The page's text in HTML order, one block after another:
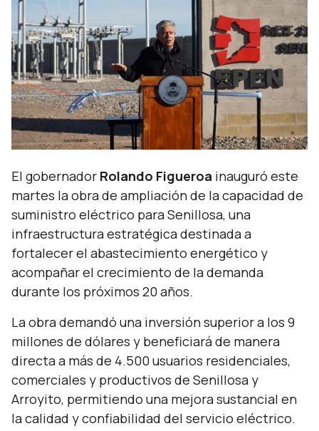
El gobernador Rolando Figueroa inauguró este
martes la obra de ampliación de la capacidad de
suministro eléctrico para Senillosa, una
infraestructura estratégica destinada a
fortalecer el abastecimiento energético y
acompañar el crecimiento de la demanda
durante los próximos 20 años.
La obra demandó una inversión superior a los 9
millones de dólares y beneficiará de manera
directa a más de 4.500 usuarios residenciales,
comerciales y productivos de Senillosa y
Arroyito, permitiendo una mejora sustancial en
la calidad y confiabilidad del servicio eléctrico.